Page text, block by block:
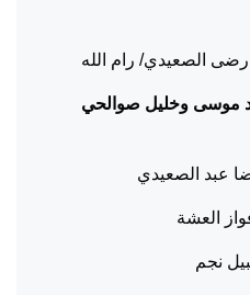
الصعيدي/ رام الله
وخليل صوالحي